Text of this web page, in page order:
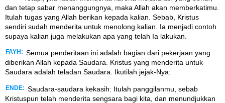
dan tetap sabar menanggungnya, maka Allah akan memberkatimu.
Itulah tugas yang Allah berikan kepada kalian. Sebab, Kristus
sendiri sudah menderita untuk menolong kalian. Ia menjadi contoh
supaya kalian juga melakukan apa yang telah Ia lakukan.
FAYH: Semua penderitaan ini adalah bagian dari pekerjaan yang
diberikan Allah kepada Saudara. Kristus yang menderita untuk
Saudara adalah teladan Saudara. Ikutilah jejak-Nya:
ENDE: Saudara-saudara kekasih: Itulah panggilanmu, sebab
Kristuspun telah menderita sengsara bagi kita, dan menundjukkan